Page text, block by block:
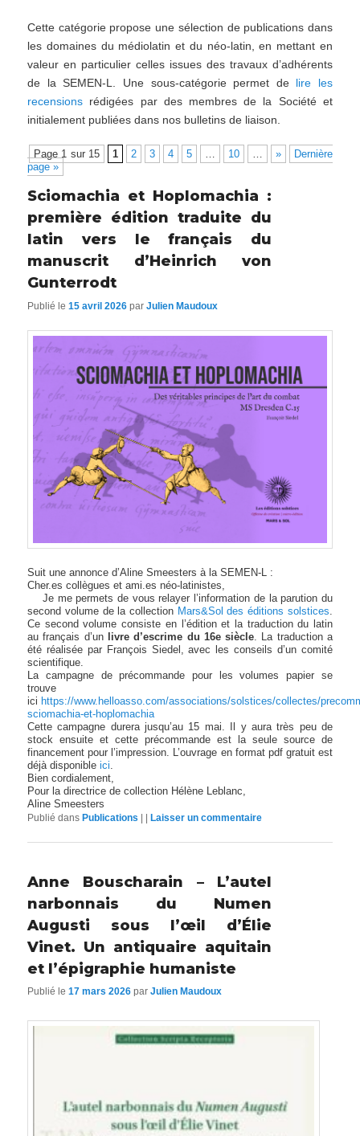
Cette catégorie propose une sélection de publications dans
les domaines du médiolatin et du néo-latin, en mettant en
valeur en particulier celles issues des travaux d’adhérents
de la SEMEN-L. Une sous-catégorie permet de lire les
recensions rédigées par des membres de la Société et
initialement publiées dans nos bulletins de liaison.
Page 1 sur 15 1 2 3 4 5 … 10 … »
Dernière
page »
Sciomachia et Hoplomachia :
première édition traduite du
latin vers le français du
manuscrit d’Heinrich von
Gunterrodt
Publié le15 avril 2026 parJulien Maudoux
Suit une annonce d’Aline Smeesters à la SEMEN-L :
Cher.es collègues et ami.es néo-latinistes,
Je me permets de vous relayer l’information de la parution du
second volume de la collection Mars&Sol des éditions solstices
Ce second volume consiste en l’édition et la traduction du latin
au français d’un livre d’escrime du 16e siècle . La traduction a
été réalisée par François Siedel, avec les conseils d’un comité
scientifique.
La campagne de précommande pour les volumes papier se
trouve
ici https://www.helloasso.com/associations/solstices/collectes/
sciomachia-et-hoplomachia
Cette campagne durera jusqu’au 15 mai. Il y aura très peu de
stock ensuite et cette précommande est la seule source de
financement pour l’impression. L’ouvrage en format pdf gratuit est
déjà disponibleici
Bien cordialement,
Pour la directrice de collection Hélène Leblanc,
Aline Smeesters
Publié dans Publications | |Laisser un commentaire
Anne Bouscharain – L’autel
narbonnais du Numen
Augusti sous l’œil d’Élie
Vinet. Un antiquaire aquitain
et l’épigraphie humaniste
Publié le17 mars 2026 parJulien Maudoux